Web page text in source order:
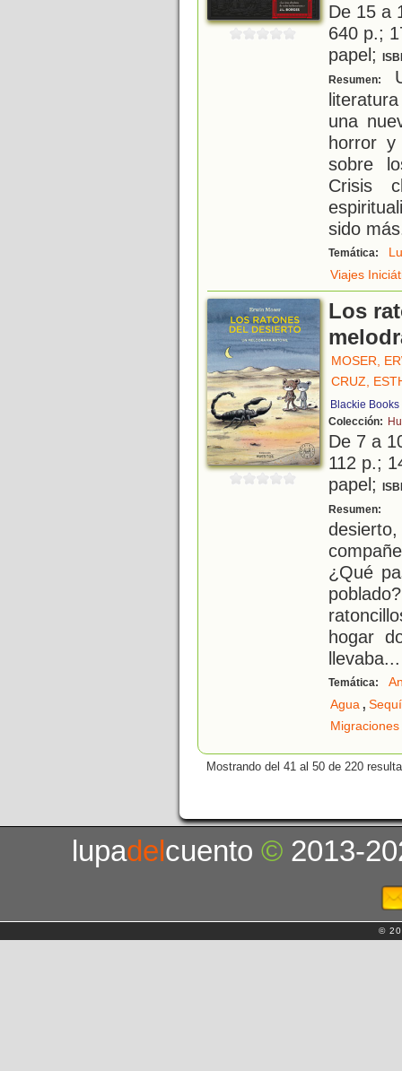
De 15 a
640 p.;
papel;
Resumen:
una
horror y
sobre
Crisis
sido más
Temática:
Viajes
Los
MOSER,
CRUZ,
Blackie Books
Colección:
De 7 a
112 p.;
papel;
Resumen:
¿Qué
hogar
llevaba...
Temática:
Agua,
Migraciones
Mostrando del 41 al 50 de 220
lupadelcuento© 2013-
©